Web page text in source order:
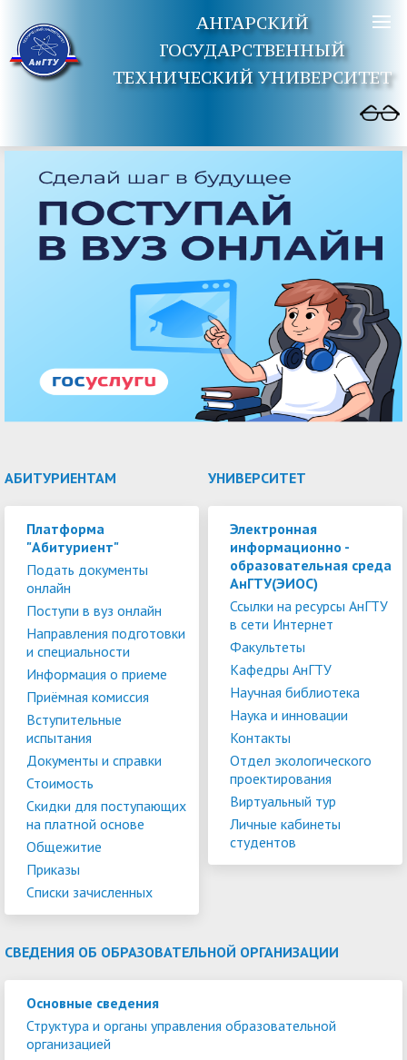
АНГАРСКИЙ
ГОСУДАРСТВЕННЫЙ
ТЕХНИЧЕСКИЙ УНИВЕРСИТЕТ
АБИТУРИЕНТАМ
Платформа
"Абитуриент"
Подать документы
онлайн
Поступи в вуз онлайн
Направления подготовки
и специальности
Информация о приеме
Приёмная комиссия
Вступительные
испытания
Документы и справки
Стоимость
Скидки для поступающих
на платной основе
Общежитие
Приказы
Списки зачисленных
УНИВЕРСИТЕТ
Электронная
информационно -
образовательная среда
АнГТУ(ЭИОС)
Ссылки на ресурсы АнГТУ
в сети Интернет
Факультеты
Кафедры АнГТУ
Научная библиотека
Наука и инновации
Контакты
Отдел экологического
проектирования
Виртуальный тур
Личные кабинеты
студентов
СВЕДЕНИЯ ОБ ОБРАЗОВАТЕЛЬНОЙ ОРГАНИЗАЦИИ
Основные сведения
Структура и органы управления образовательной
организацией